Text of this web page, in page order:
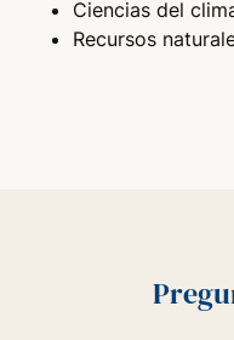
Ciencias del
Recursos